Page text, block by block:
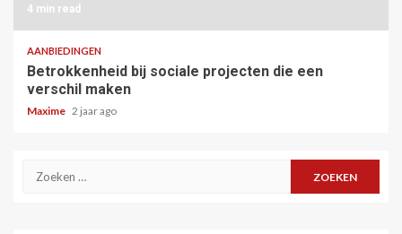
4 min read
AANBIEDINGEN
Betrokkenheid bij sociale projecten die een
verschil maken
Maxime 2 jaar ago
Zoeken